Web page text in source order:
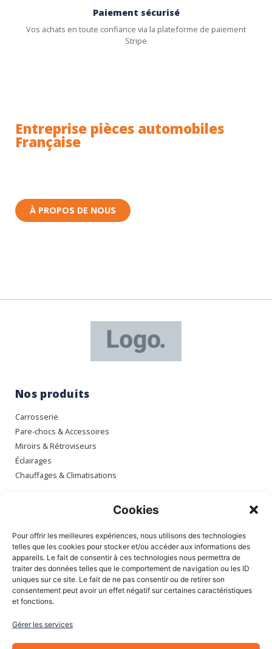
Cookies
Pour offrir les meilleures expériences, nous utilisons des technologies
telles que les cookies pour stocker et/ou accéder aux informations des
appareils. Le fait de consentir à ces technologies nous permettra de
traiter des données telles que le comportement de navigation ou les ID
uniques sur ce site. Le fait de ne pas consentir ou de retirer son
consentement peut avoir un effet négatif sur certaines caractéristiques
et fonctions.
Gérer les services
Paiement sécurisé
Vos achats en toute confiance via la plateforme de paiement
Stripe
Entreprise pièces automobiles
Française
À PROPOS DE NOUS
Nos produits
Carrosserie
Pare-chocs & Accessoires
Miroirs & Rétroviseurs
Éclairages
Chauffages & Climatisations
Mes commandes
Mes adresses
Mon panier
Informations
À Propos de nous
Blog